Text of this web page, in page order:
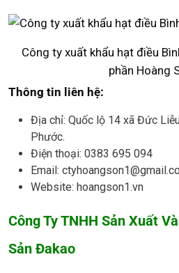
Công ty xuất khẩu hạt điều
phần Hoàng
Thông tin liên hệ:
Địa chỉ: Quốc lộ 14 xã Đức
Phước.
Điện thoại: 0383 695 094
Email:
Website: hoangson1.vn
Công Ty TNHH Sản Xuất
Sản Đakao